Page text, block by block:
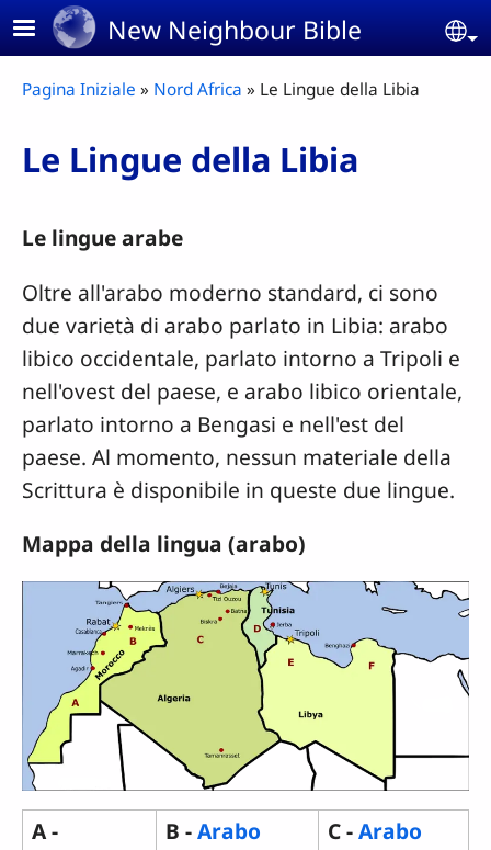
Skip to main contentNew Neighbour Bible
Breadcrumb
Pagina Iniziale Nord Africa Le Lingue della Libia
Le Lingue della Libia
Le lingue arabe
Oltre all'arabo moderno standard, ci sono
due varietà di arabo parlato in Libia: arabo
libico occidentale, parlato intorno a Tripoli e
nell'ovest del paese, e arabo libico orientale,
parlato intorno a Bengasi e nell'est del
paese. Al momento, nessun materiale della
Scrittura è disponibile in queste due lingue.
Mappa della lingua (arabo)
A -
B -Arabo
C -Arabo